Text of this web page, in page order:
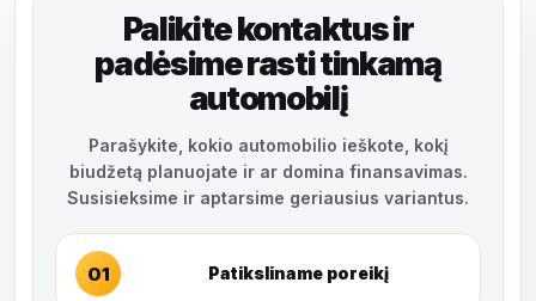
Palikite kontaktus ir
padėsime rasti tinkamą
automobilį
Parašykite, kokio automobilio ieškote, kokį
biudžetą planuojate ir ar domina finansavimas.
Susisieksime ir aptarsime geriausius variantus.
01 Patiksliname poreikį